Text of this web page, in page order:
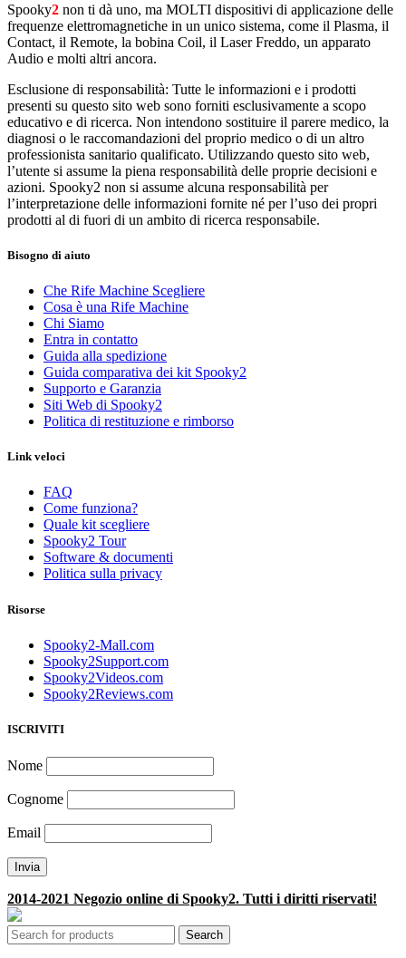
Spooky2 non ti dà uno, ma MOLTI dispositivi di applicazione delle
frequenze elettromagnetiche in un unico sistema, come il Plasma, il
Contact, il Remote, la bobina Coil, il Laser Freddo, un apparato
Audio e molti altri ancora.
Esclusione di responsabilità: Tutte le informazioni e i prodotti
presenti su questo sito web sono forniti esclusivamente a scopo
educativo e di ricerca. Non intendono sostituire il parere medico, la
diagnosi o le raccomandazioni del proprio medico o di un altro
professionista sanitario qualificato. Utilizzando questo sito web,
l’utente si assume la piena responsabilità delle proprie decisioni e
azioni. Spooky2 non si assume alcuna responsabilità per
l’interpretazione delle informazioni fornite né per l’uso dei propri
prodotti al di fuori di un ambito di ricerca responsabile.
Bisogno di aiuto
Che Rife Machine Scegliere
Cosa è una Rife Machine
Chi Siamo
Entra in contatto
Guida alla spedizione
Guida comparativa dei kit Spooky2
Supporto e Garanzia
Siti Web di Spooky2
Politica di restituzione e rimborso
Link veloci
FAQ
Come funziona?
Quale kit scegliere
Spooky2 Tour
Software & documenti
Politica sulla privacy
Risorse
Spooky2-Mall.com
Spooky2Support.com
Spooky2Videos.com
Spooky2Reviews.com
ISCRIVITI
Nome
Cognome
Email
2014-2021 Negozio online di Spooky2. Tutti i diritti riservati!
Search